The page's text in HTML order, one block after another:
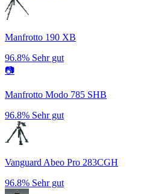
Manfrotto 190 XB
96.8% Sehr gut
📷
Manfrotto Modo 785 SHB
96.8% Sehr gut
Vanguard Abeo Pro 283CGH
96.8% Sehr gut